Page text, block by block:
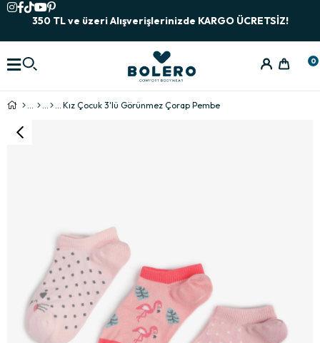
350 TL ve üzeri Alışverişlerinizde KARGO ÜCRETSİZ!
0
Kız Çocuk 3'lü Görünmez Çorap Pembe